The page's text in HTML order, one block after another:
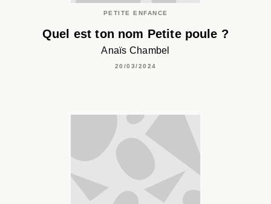
PETITE ENFANCE
Quel est ton nom Petite poule ?
Anaïs Chambel
20/03/2024